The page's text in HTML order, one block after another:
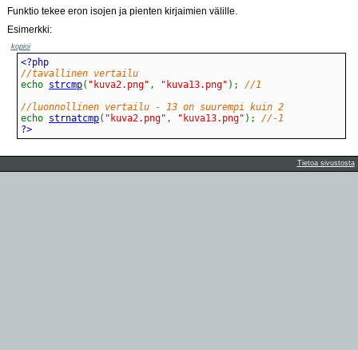
Funktio tekee eron isojen ja pienten kirjaimien välille.
Esimerkki:
kopioi
//tavallinen vertailu
echo strcmp( "kuva2.png" , "kuva13.png" ) ;
//1
//luonnollinen vertailu - 13 on suurempi kuin 2
echo strnatcmp( "kuva2.png" , "kuva13.png" ) ;
//-1
?>
Tietoa sivustosta